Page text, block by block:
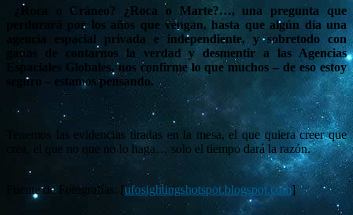
¿Roca o Cráneo? ¿Roca o Marte?…, una pregunta que
perdurará por los años que vengan, hasta que algún día una
agencia espacial privada e independiente, y sobretodo con
ganas de contarnos la verdad y desmentir a las Agencias
Espaciales Globales, nos confirme lo que muchos – de eso estoy
seguro – estamos pensando.
Tenemos las evidencias tiradas en la mesa, el que quiera creer que
crea, el que no que no lo haga… solo el tiempo dará la razón.
Fuente de Fotografías: [ufosightingshotspot.blogspot.com]